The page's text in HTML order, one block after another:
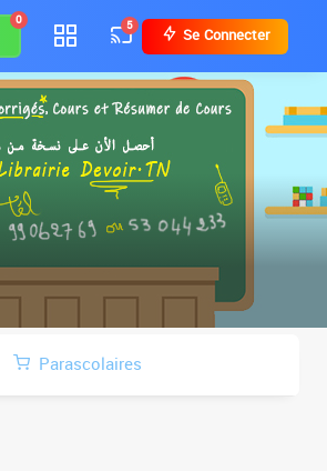
0 5 Se Connecter
Parascolaires